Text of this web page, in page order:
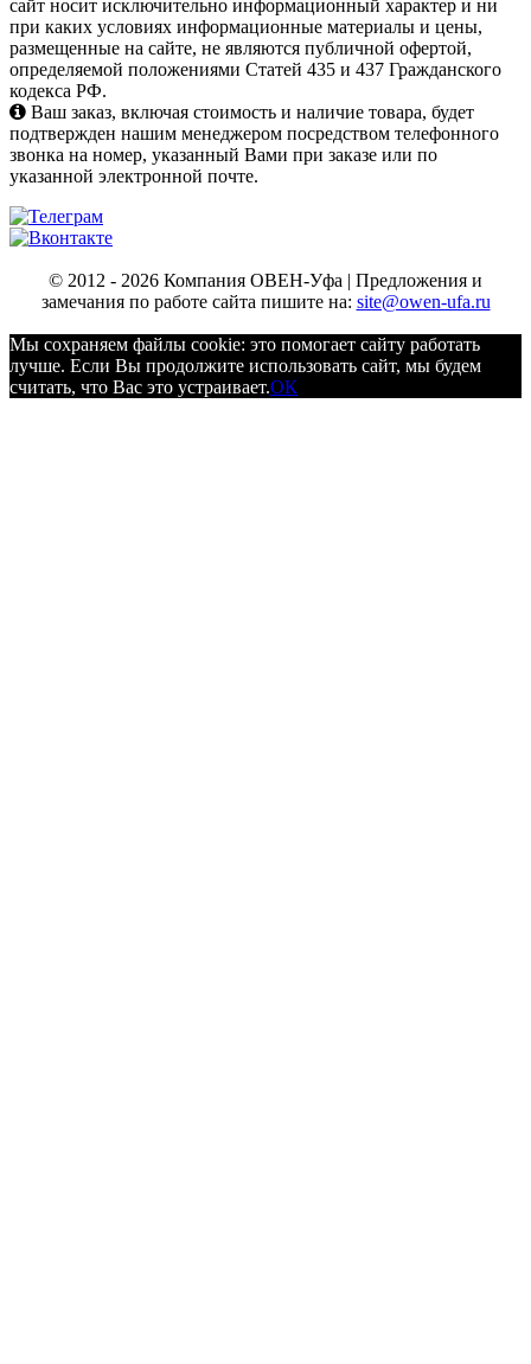
сайт носит исключительно информационный характер и ни
при каких условиях информационные материалы и цены,
размещенные на сайте, не являются публичной офертой,
определяемой положениями Статей 435 и 437 Гражданского
кодекса РФ.
Ваш заказ, включая стоимость и наличие товара, будет
подтвержден нашим менеджером посредством телефонного
звонка на номер, указанный Вами при заказе или по
указанной электронной почте.
© 2012 - 2026 Компания ОВЕН-Уфа | Предложения и
замечания по работе сайта пишите на: site@owen-ufa.ru
Мы cохраняем файлы cookie: это помогает сайту работать
лучше. Если Вы продолжите использовать сайт, мы будем
считать, что Вас это устраивает.ОК